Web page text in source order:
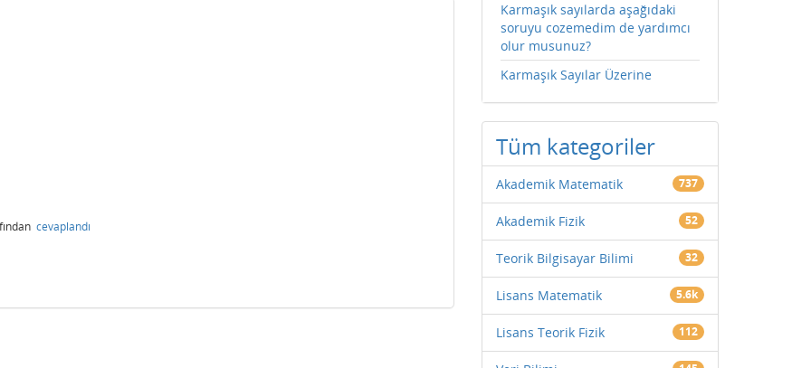
cevaplandı
Karmaşık sayılarda aşağıdaki
soruyu cozemedim de yardımcı
olur musunuz?
Karmaşık Sayılar Üzerine
Tüm kategoriler
Akademik Matematik 737
Akademik Fizik 52
Teorik Bilgisayar Bilimi 32
Lisans Matematik 5.6k
Lisans Teorik Fizik 112